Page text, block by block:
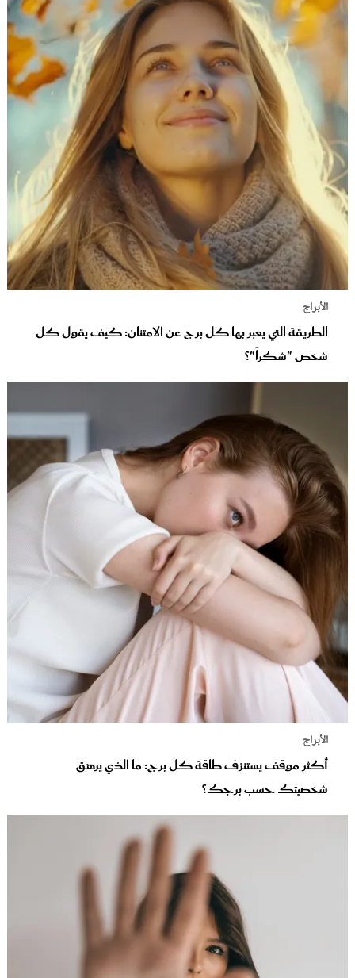
الأبراج
الطريقة التي يعبر بها كل برج عن الامتنان: كيف يقول كل
شخص "شكراً"؟
الأبراج
أكثر موقف يستنزف طاقة كل برج: ما الذي يرهق
شخصيتك حسب برجك؟